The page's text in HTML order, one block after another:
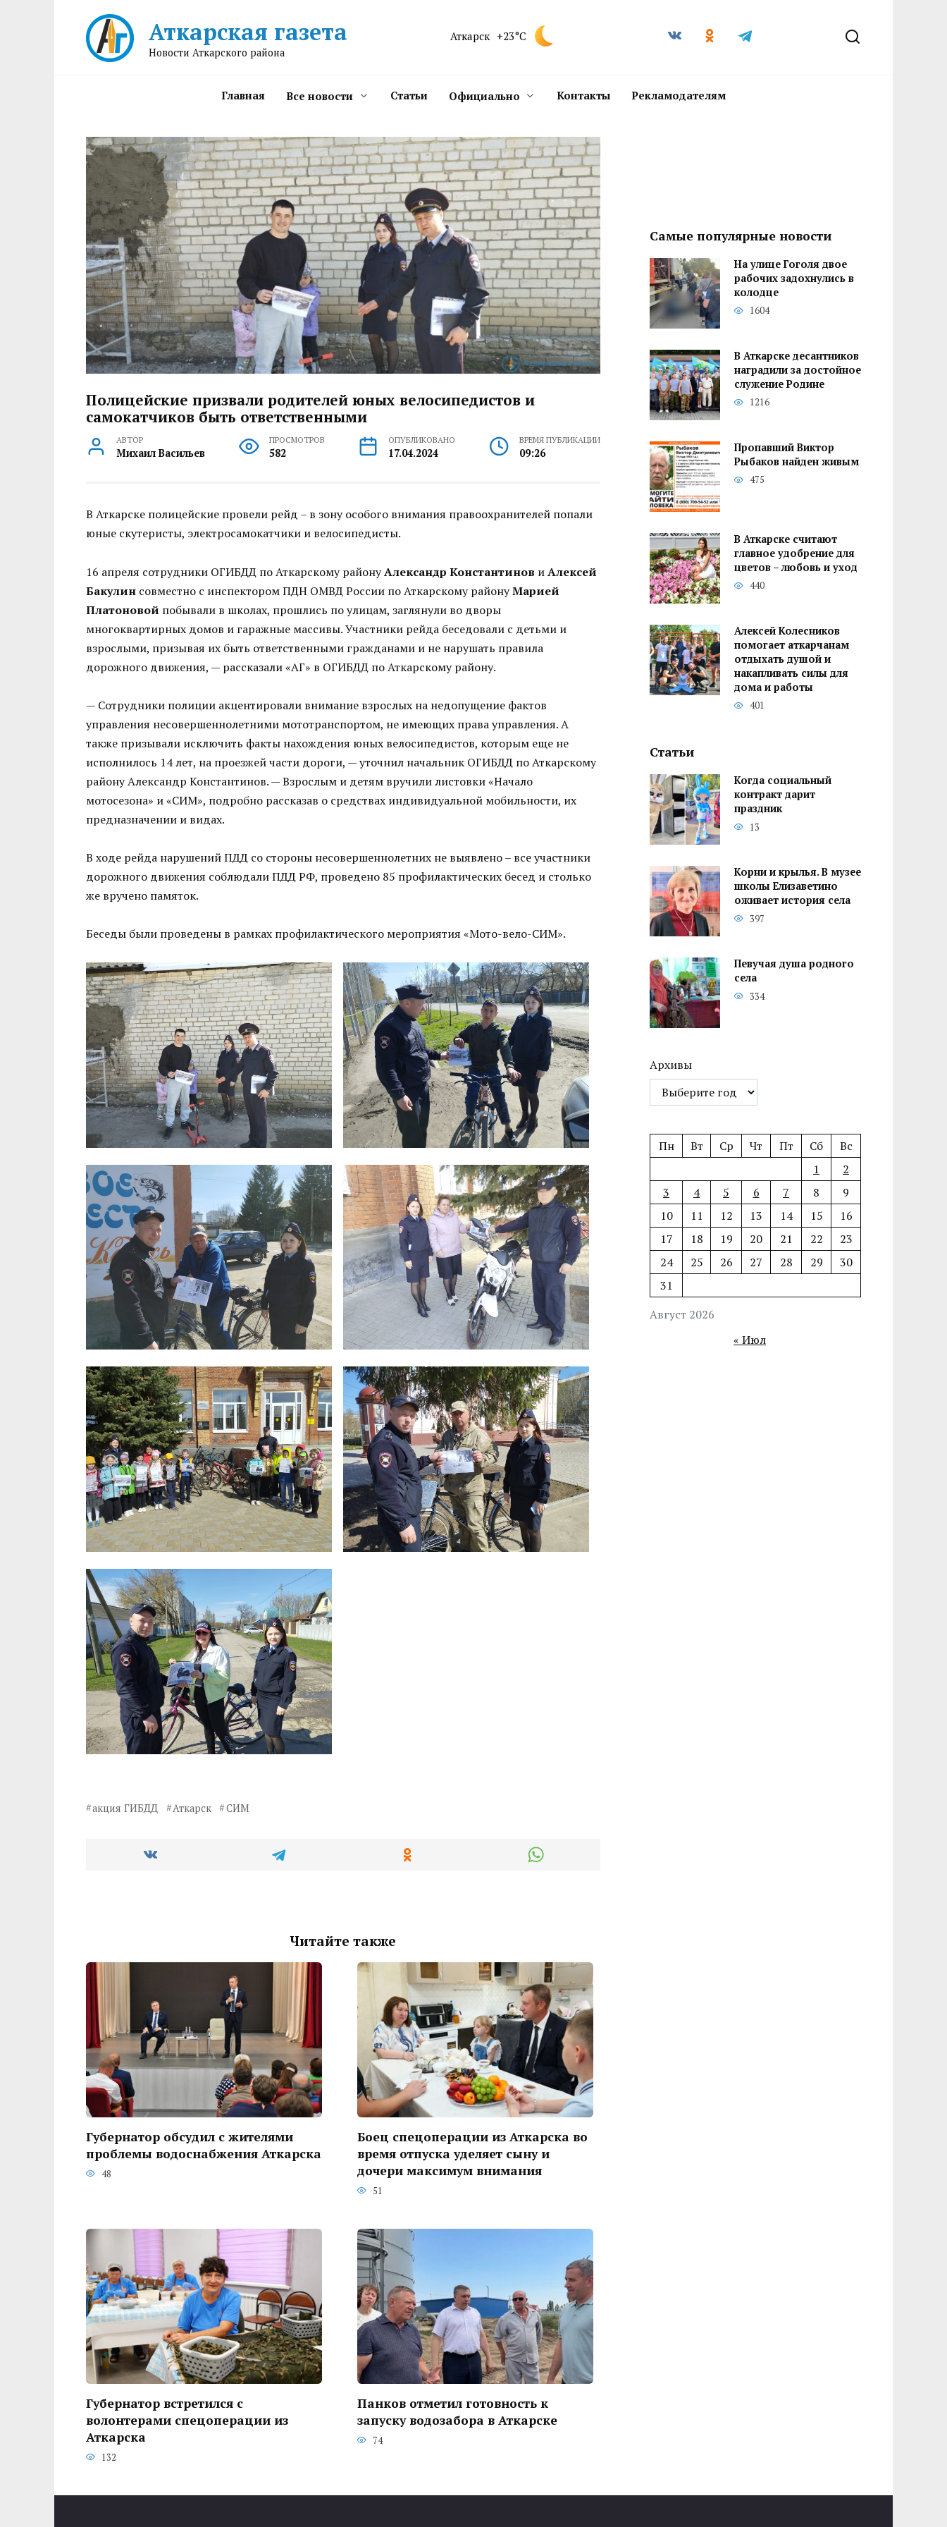
Аткарская газета
Новости Аткарского района
Аткарск +23°C
Главная Все новости Статьи Официально Контакты Рекламодателям
Полицейские призвали родителей юных велосипедистов и
самокатчиков быть ответственными
АВТОР
Михаил Васильев
ПРОСМОТРОВ
582
ОПУБЛИКОВАНО
17.04.2024
ВРЕМЯ ПУБЛИКАЦИИ
09:26
В Аткарске полицейские провели рейд – в зону особого внимания правоохранителей попали
юные скутеристы, электросамокатчики и велосипедисты.
16 апреля сотрудники ОГИБДД по Аткарскому районуАлександр Константинов иАлексей
Бакулин совместно с инспектором ПДН ОМВД России по Аткарскому районуМарией
Платоновой побывали в школах, прошлись по улицам, заглянули во дворы
многоквартирных домов и гаражные массивы. Участники рейда беседовали с детьми и
взрослыми, призывая их быть ответственными гражданами и не нарушать правила
дорожного движения, — рассказали «АГ» в ОГИБДД по Аткарскому району.
— Сотрудники полиции акцентировали внимание взрослых на недопущение фактов
управления несовершеннолетними мототранспортом, не имеющих права управления. А
также призывали исключить факты нахождения юных велосипедистов, которым еще не
исполнилось 14 лет, на проезжей части дороги, — уточнил начальник ОГИБДД по Аткарскому
району Александр Константинов. — Взрослым и детям вручили листовки «Начало
мотосезона» и «СИМ», подробно рассказав о средствах индивидуальной мобильности, их
предназначении и видах.
В ходе рейда нарушений ПДД со стороны несовершеннолетних не выявлено – все участники
дорожного движения соблюдали ПДД РФ, проведено 85 профилактических бесед и столько
же вручено памяток.
Беседы были проведены в рамках профилактического мероприятия «Мото-вело-СИМ».
акция ГИБДД Аткарск СИМ
Читайте также
Губернатор обсудил с жителями
проблемы водоснабжения Аткарска
48
Боец спецоперации из Аткарска во
время отпуска уделяет сыну и
дочери максимум внимания
51
Губернатор встретился с
волонтерами спецоперации из
Аткарска
132
Панков отметил готовность к
запуску водозабора в Аткарске
74
Самые популярные новости
На улице Гоголя двое
рабочих задохнулись в
колодце
1604
В Аткарске десантников
наградили за достойное
служение Родине
1216
Пропавший Виктор
Рыбаков найден живым
475
В Аткарске считают
главное удобрение для
цветов – любовь и уход
440
Алексей Колесников
помогает аткарчанам
отдыхать душой и
накапливать силы для
дома и работы
401
Статьи
Когда социальный
контракт дарит
праздник
13
Корни и крылья. В музее
школы Елизаветино
оживает история села
397
Певучая душа родного
села
334
Архивы
Август 2026
Пн Вт Ср Чт Пт Сб
Вс
1
2
3
4 5 6 7 8
9
10
11 12 13 14 15
16
17
18 19 20 21 22
23
24
25 26 27 28 29
30
31
« Июл